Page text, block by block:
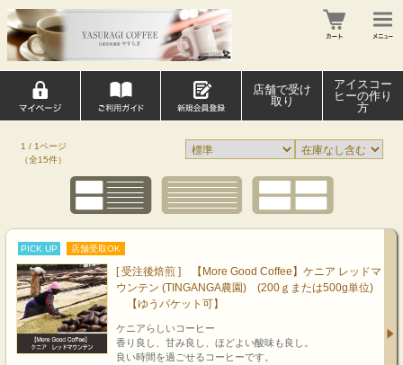
店舗で受け
取り
アイスコー
ヒーの作り
方
1 / 1ページ
（全15件）
PICK UP 店舗受取OK
[ 受注後焙煎 ] 【More Good Coffee】ケニア レッドマ
ウンテン (TINGANGA農園) (200ｇまたは500g単位)
【ゆうパケット可】
ケニアらしいコーヒー
香り良し、甘み良し、ほどよい酸味も良し。
良い時間を過ごせるコーヒーです。